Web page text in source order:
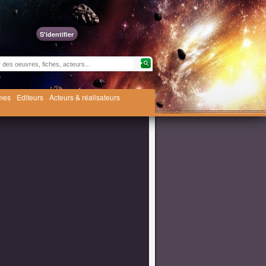
S'identifier
Editeurs Acteurs & réalisateurs